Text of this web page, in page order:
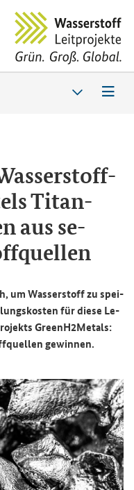
Titan-​
aus se­
um Was­ser­stoff zu spei­
für diese Le­
GreenH2Metals:
ge­win­nen.